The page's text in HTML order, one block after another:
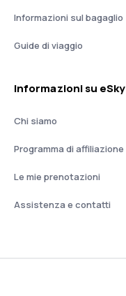
Informazioni sul bagaglio
Guide di viaggio
Informazioni su eSky
Chi siamo
Programma di affiliazione
Le mie prenotazioni
Assistenza e contatti